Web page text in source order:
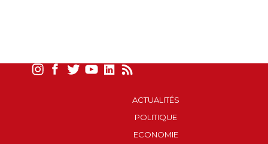
ACTUALITÉS
POLITIQUE
ECONOMIE